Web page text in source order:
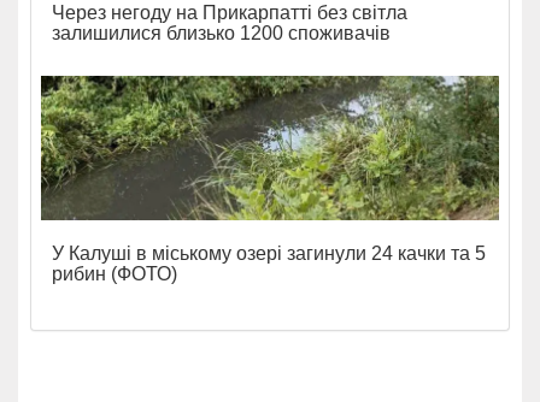
Через негоду на Прикарпатті без світла
залишилися близько 1200 споживачів
У Калуші в міському озері загинули 24 качки та 5
рибин (ФОТО)